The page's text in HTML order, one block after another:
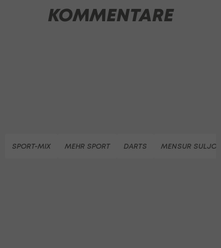
KOMMENTARE
SPORT-MIX MEHR SPORT DARTS MENSUR